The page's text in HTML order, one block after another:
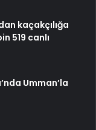
kaçakçılığa
519 canlı
Umman’la